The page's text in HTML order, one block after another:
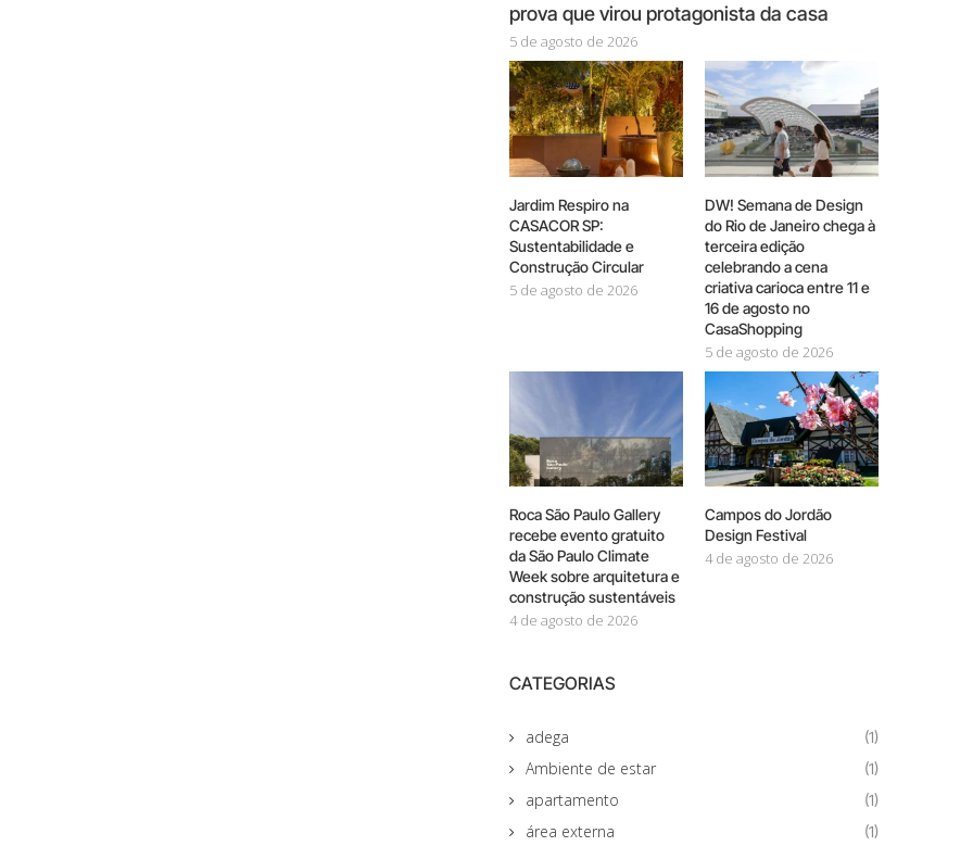
prova que virou protagonista da casa
5 de agosto de 2026
Jardim Respiro na
CASACOR SP:
Sustentabilidade e
Construção Circular
5 de agosto de 2026
DW! Semana de Design
do Rio de Janeiro chega à
terceira edição
celebrando a cena
criativa carioca entre 11 e
16 de agosto no
CasaShopping
5 de agosto de 2026
Roca São Paulo Gallery
recebe evento gratuito
da São Paulo Climate
Week sobre arquitetura e
construção sustentáveis
4 de agosto de 2026
Campos do Jordão
Design Festival
4 de agosto de 2026
CATEGORIAS
adega (1)
Ambiente de estar (1)
apartamento (1)
área externa (1)